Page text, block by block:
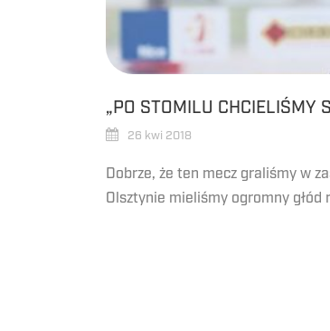
„PO STOMILU CHCIELIŚMY
26 kwi 2018
Dobrze, że ten mecz graliśmy w
Olsztynie mieliśmy ogromny głód